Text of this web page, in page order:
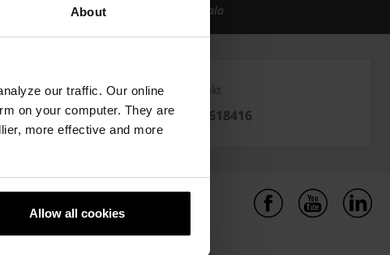
About
our traffic. Our online
on your computer. They are
more effective and more
Allow all cookies
od održivog građevinskog materijala
Kontakt
+38733618416